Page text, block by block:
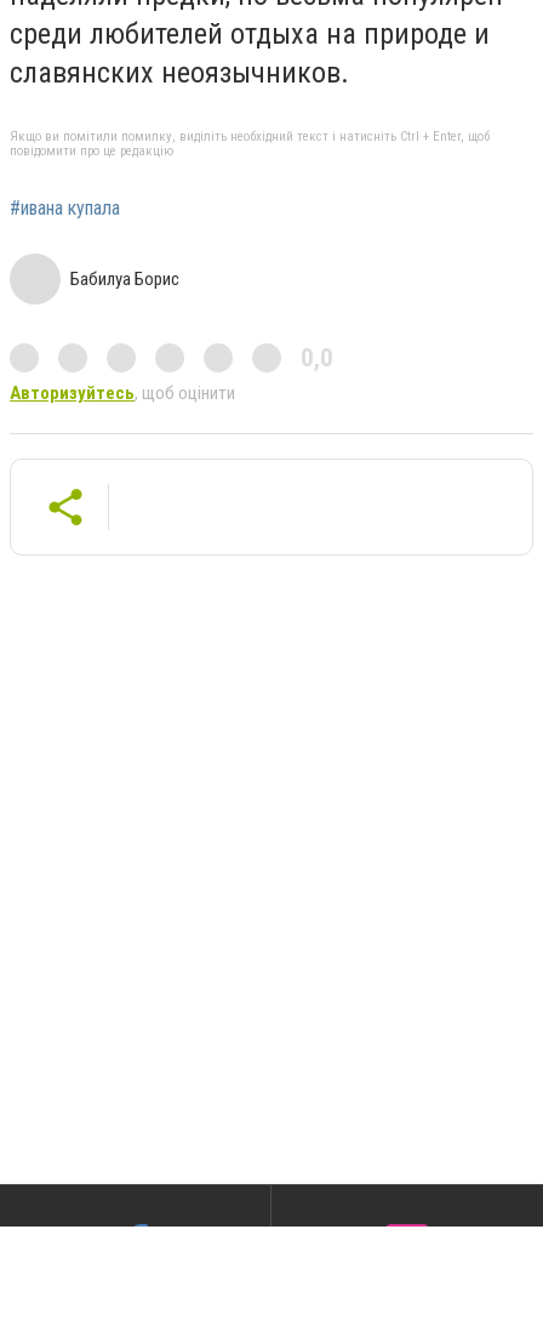
среди любителей отдыха на природе и
славянских неоязычников.
Якщо ви помітили помилку, виділіть необхідний текст і натисніть Ctrl + Enter, щоб
повідомити про це редакцію
#ивана купала
Бабилуа Борис
0,0
Авторизуйтесь, щоб оцінити